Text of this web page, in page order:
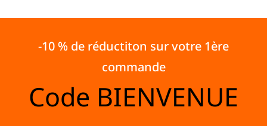
-10 % de réductiton sur votre 1ère
commande
Code BIENVENUE